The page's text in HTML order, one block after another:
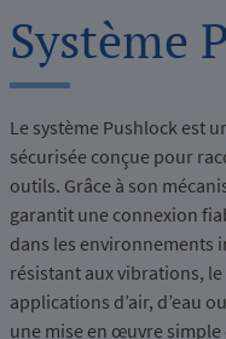
Système
Le système Pushlock est
sécurisée conçue pour
outils. Grâce à son
garantit une connexion
dans les environnements
résistant aux vibrations,
applications d’air, d’eau
une mise en œuvre